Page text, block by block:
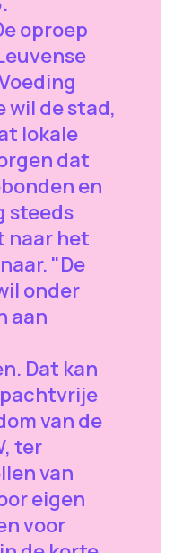
oproep
wil de stad,
lokale
dat
en
steeds
naar het
"De
onder
aan
Dat kan
van de
ter
van
eigen
voor